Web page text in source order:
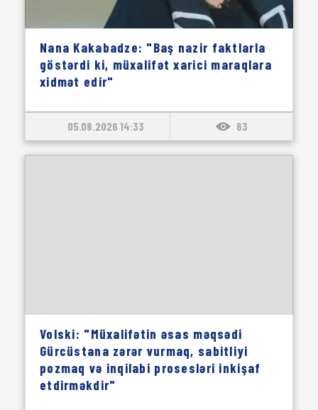
Nana Kakabadze: "Baş nazir faktlarla
göstərdi ki, müxalifət xarici maraqlara
xidmət edir"
05.08.2026 14:33 63
Volski: "Müxalifətin əsas məqsədi
Gürcüstana zərər vurmaq, sabitliyi
pozmaq və inqilabi prosesləri inkişaf
etdirməkdir"